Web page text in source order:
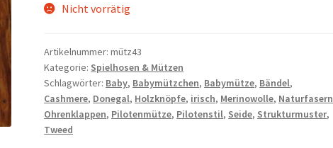
Nicht vorrätig
Artikelnummer:mütz43
Kategorie: Spielhosen & Mützen
Schlagwörter: Baby, Babymützchen, Babymütze, Bändel,
Cashmere, Donegal, Holzknöpfe, irisch, Merinowolle, Naturfasern
Ohrenklappen, Pilotenmütze, Pilotenstil, Seide, Strukturmuster,
Tweed